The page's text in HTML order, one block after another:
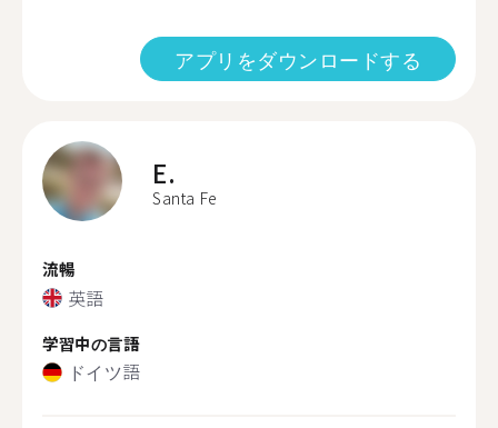
アプリをダウンロードする
E.
Santa Fe
流暢
英語
学習中の言語
ドイツ語